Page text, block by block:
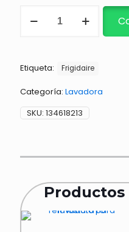
Etiqueta: Frigidaire
Categoría: Lavadora
SKU: 134618213